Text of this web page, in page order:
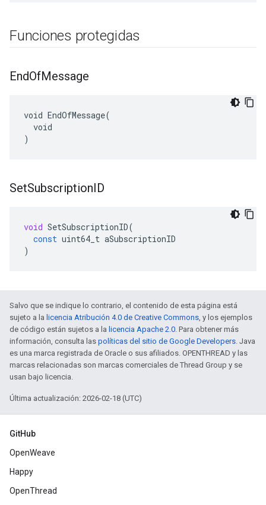
Funciones protegidas
EndOfMessage
void EndOfMessage(
  void
)
SetSubscriptionID
void SetSubscriptionID(
const uint64_t aSubscriptionID
)
Salvo que se indique lo contrario, el contenido de esta página está
sujeto a la licencia Atribución 4.0 de Creative Commons, y los ejemplos
de código están sujetos a la licencia Apache 2.0. Para obtener más
información, consulta las políticas del sitio de Google Developers. Java
es una marca registrada de Oracle o sus afiliados. OPENTHREAD y las
marcas relacionadas son marcas comerciales de Thread Group y se
usan bajo licencia.
Última actualización: 2026-02-18 (UTC)
GitHub
OpenWeave
Happy
OpenThread